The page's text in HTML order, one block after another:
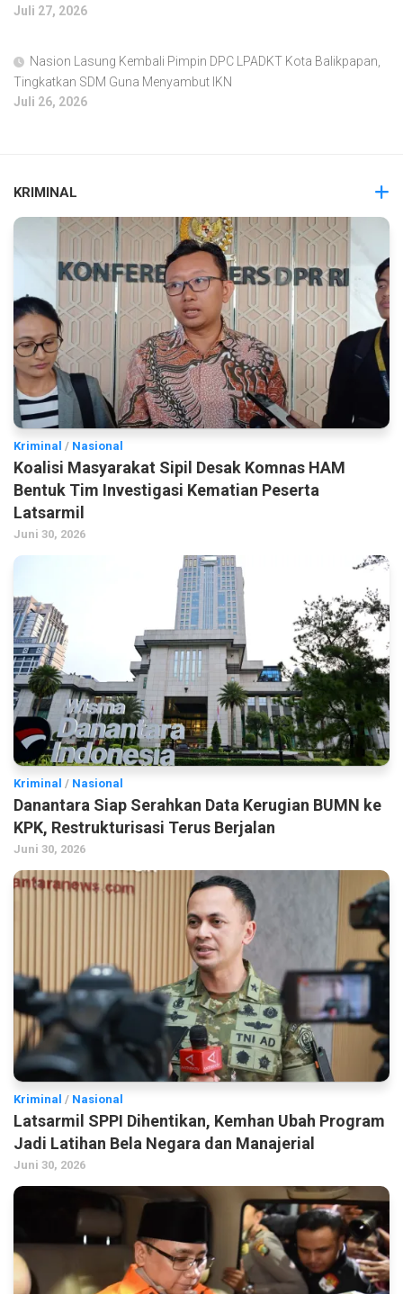
Juli 27, 2026
Nasion Lasung Kembali Pimpin DPC LPADKT Kota Balikpapan,
Tingkatkan SDM Guna Menyambut IKN
Juli 26, 2026
KRIMINAL
Kriminal / Nasional
Koalisi Masyarakat Sipil Desak Komnas HAM
Bentuk Tim Investigasi Kematian Peserta
Latsarmil
Juni 30, 2026
Kriminal / Nasional
Danantara Siap Serahkan Data Kerugian BUMN ke
KPK, Restrukturisasi Terus Berjalan
Juni 30, 2026
Kriminal / Nasional
Latsarmil SPPI Dihentikan, Kemhan Ubah Program
Jadi Latihan Bela Negara dan Manajerial
Juni 30, 2026